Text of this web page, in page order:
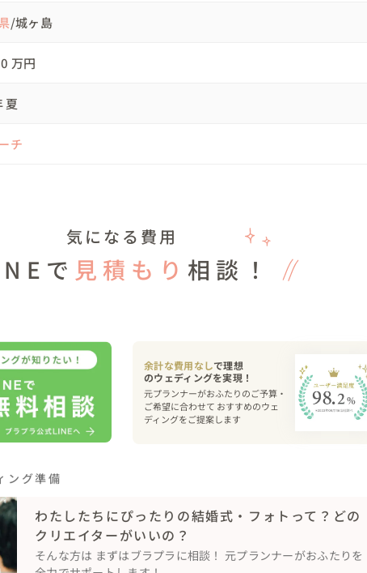
ペースにて)　解散
きましたが、当日は直前まで雨が降っており、
ないよう、希望の撮影を優先的に撮影させていただきました。
手…」とのことで、
があり、夏には緑がとても綺麗なので海に向かいながら撮影📸
タイをとって逃げるショットはとっても微笑ましかったです！
！」
」
真がわからない」
/城ヶ島
万円
夏
チ
気になる費用
で 見積もり 相談！
余計な費用なしで理想
元プランナーがおふたりのご予算・
ご希望に合わせて おすすめのウェ
ディングをご提案します
ング準備
わたしたちにぴったりの結婚式・フォトって？どの
クリエイターがいいの？
そんな方は まずはブラプラに相談！ 元プランナーがおふたりを